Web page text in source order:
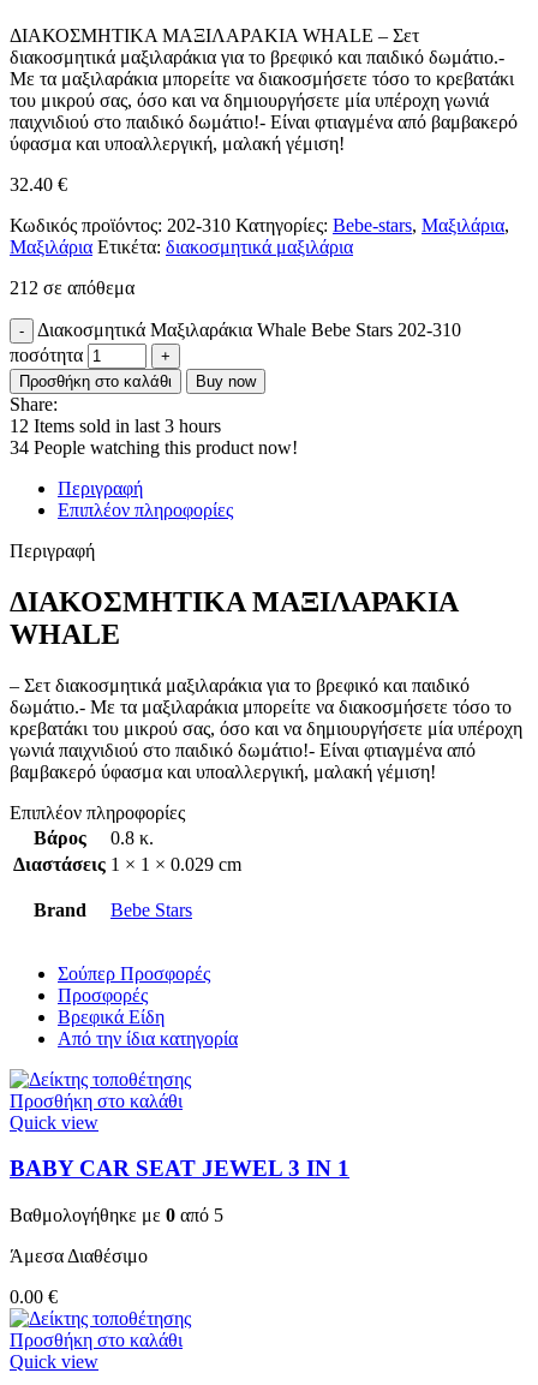
ΔΙΑΚΟΣΜΗΤΙΚΑ ΜΑΞΙΛΑΡΑΚΙΑ WHALE – Σετ
διακοσμητικά μαξιλαράκια για το βρεφικό και παιδικό δωμάτιο.-
Με τα μαξιλαράκια μπορείτε να διακοσμήσετε τόσο το κρεβατάκι
του μικρού σας, όσο και να δημιουργήσετε μία υπέροχη γωνιά
παιχνιδιού στο παιδικό δωμάτιο!- Είναι φτιαγμένα από βαμβακερό
ύφασμα και υποαλλεργική, μαλακή γέμιση!
32.40 €
Κωδικός προϊόντος: 202-310 Κατηγορίες: Bebe-stars, Μαξιλάρια,
Μαξιλάρια Ετικέτα: διακοσμητικά μαξιλάρια
212 σε απόθεμα
Διακοσμητικά Μαξιλαράκια Whale Bebe Stars 202-310
ποσότητα
Προσθήκη στο καλάθι Buy now
Share:
12 Items sold in last 3 hours
34 People watching this product now!
Περιγραφή
Επιπλέον πληροφορίες
Περιγραφή
ΔΙΑΚΟΣΜΗΤΙΚΑ ΜΑΞΙΛΑΡΑΚΙΑ
WHALE
– Σετ διακοσμητικά μαξιλαράκια για το βρεφικό και παιδικό
δωμάτιο.- Με τα μαξιλαράκια μπορείτε να διακοσμήσετε τόσο το
κρεβατάκι του μικρού σας, όσο και να δημιουργήσετε μία υπέροχη
γωνιά παιχνιδιού στο παιδικό δωμάτιο!- Είναι φτιαγμένα από
βαμβακερό ύφασμα και υποαλλεργική, μαλακή γέμιση!
Επιπλέον πληροφορίες
Βάρος
0.8 κ.
Διαστάσεις 1 × 1 × 0.029 cm
Brand Bebe Stars
Σούπερ Προσφορές
Προσφορές
Βρεφικά Είδη
Από την ίδια κατηγορία
Προσθήκη στο καλάθι
Quick view
BABY CAR SEAT JEWEL 3 ΙΝ 1
Βαθμολογήθηκε με 0 από 5
Άμεσα Διαθέσιμο
0.00 €
Προσθήκη στο καλάθι
Quick view